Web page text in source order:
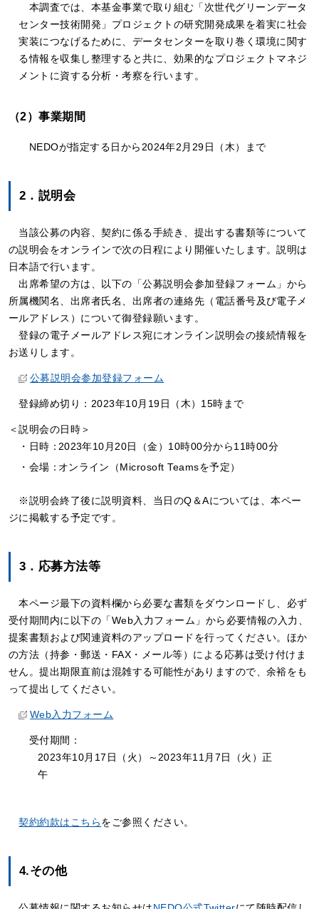
本調査では、本基金事業で取り組む「次世代グリーンデータ
センター技術開発」プロジェクトの研究開発成果を着実に社会
実装につなげるために、データセンターを取り巻く環境に関す
る情報を収集し整理すると共に、効果的なプロジェクトマネジ
メントに資する分析・考察を行います。
（2）事業期間
NEDOが指定する日から2024年2月29日（木）まで
2．説明会
当該公募の内容、契約に係る手続き、提出する書類等について
の説明会をオンラインで次の日程により開催いたします。説明は
日本語で行います。
出席希望の方は、以下の「公募説明会参加登録フォーム」から
所属機関名、出席者氏名、出席者の連絡先（電話番号及び電子メ
ールアドレス）について御登録願います。
登録の電子メールアドレス宛にオンライン説明会の接続情報を
お送りします。
公募説明会参加登録フォーム
登録締め切り：2023年10月19日（木）15時まで
＜説明会の日時＞
・日時：2023年10月20日（金）10時00分から11時00分
・会場：オンライン（Microsoft Teamsを予定）
※説明会終了後に説明資料、当日のQ＆Aについては、本ペー
ジに掲載する予定です。
3．応募方法等
本ページ最下の資料欄から必要な書類をダウンロードし、必ず
受付期間内に以下の「Web入力フォーム」から必要情報の入力、
提案書類および関連資料のアップロードを行ってください。ほか
の方法（持参・郵送・FAX・メール等）による応募は受け付けま
せん。提出期限直前は混雑する可能性がありますので、余裕をも
って提出してください。
Web入力フォーム
受付期間：
2023年10月17日（火）～2023年11月7日（火）正
午
契約約款はこちらをご参照ください。
4.その他